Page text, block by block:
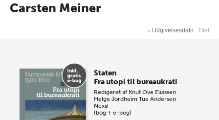
Carsten Meiner
↓ Udgivelsesdato Titel
Staten
Fra utopi til bureaukrati
Redigeret af Knut Ove Eliassen
Helge Jordheim Tue Andersen
Nexø
(bog + e-bog)